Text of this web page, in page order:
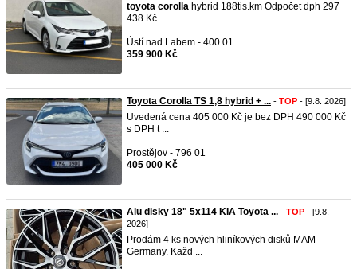
toyota corolla hybrid 188tis.km Odpočet dph 297
438 Kč ...
Ústí nad Labem - 400 01
359 900 Kč
Toyota Corolla TS 1,8 hybrid + ... - TOP - [9.8. 2026]
Uvedená cena 405 000 Kč je bez DPH 490 000 Kč
s DPH t ...
Prostějov - 796 01
405 000 Kč
Alu disky 18" 5x114 KIA Toyota ... - TOP - [9.8.
2026]
Prodám 4 ks nových hliníkových disků MAM
Germany. Každ ...